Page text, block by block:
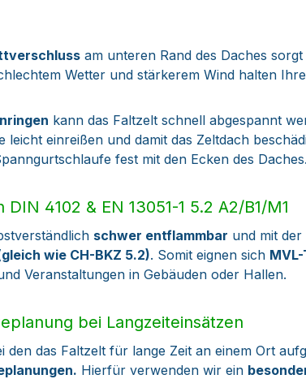
am unteren Rand des Daches
Wetter und stärkerem Wind halten
kann das Faltzelt schnell abgespannt
leicht einreißen und damit das Zeltdach
fest mit den Ecken des Daches.
4102 & EN 13051-1 5.2 A2/B1/M1
schwer entflammbar und mit der
wie CH-BKZ 5.2). Somit eignen sich
Veranstaltungen in Gebäuden oder Hallen.
bei Langzeiteinsätzen
den das Faltzelt für lange Zeit an einem Ort
Hierfür verwenden wir ein